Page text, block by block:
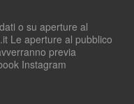
o su aperture al
Le aperture al pubblico
previa
Instagram